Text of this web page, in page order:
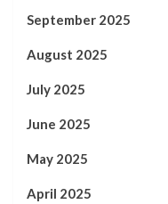
September 2025
August 2025
July 2025
June 2025
May 2025
April 2025